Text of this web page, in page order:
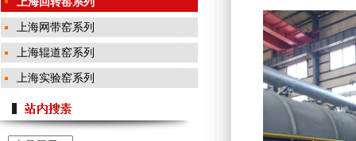
上海网带窑系列
上海辊道窑系列
上海实验窑系列